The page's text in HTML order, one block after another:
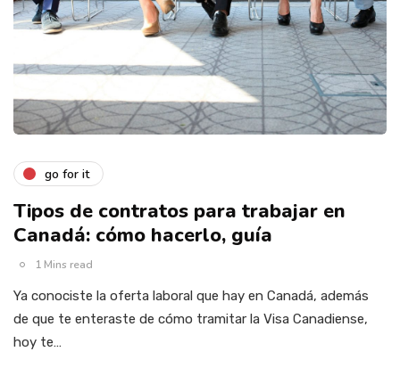
go for it
Tipos de contratos para trabajar en
Canadá: cómo hacerlo, guía
1 Mins read
Ya conociste la oferta laboral que hay en Canadá, además
de que te enteraste de cómo tramitar la Visa Canadiense,
hoy te…